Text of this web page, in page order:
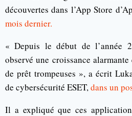
découvertes dans l’App Store
mois dernier.
« Depuis le début de l’année
observé une croissance
de prêt trompeuses », a écrit
de cybersécurité ESET,dans un
Il a expliqué que ces